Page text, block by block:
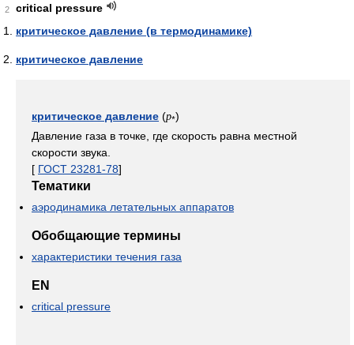
2
critical pressure
критическое давление (в термодинамике)
критическое давление
критическое давление (p*)
Давление газа в точке, где скорость равна местной
скорости звука.
[ ГОСТ 23281-78]
Тематики
аэродинамика летательных аппаратов
Обобщающие термины
характеристики течения газа
EN
critical pressure